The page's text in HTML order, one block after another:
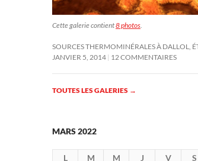
Cette galerie contient8 photos
SOURCES THERMOMINÉRALES À DALLOL,
JANVIER 5, 2014 12 COMMENTAIRES
TOUTES LES GALERIES →
MARS 2022
L M M J V S